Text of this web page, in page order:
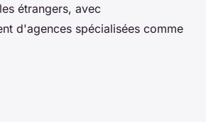
étrangers, avec
d'agences spécialisées comme